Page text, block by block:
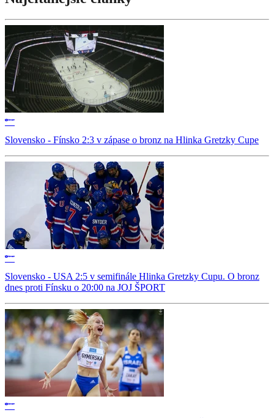
Slovensko - Fínsko 2:3 v zápase o bronz na Hlinka Gretzky Cupe
Slovensko - USA 2:5 v semifinále Hlinka Gretzky Cupu. O bronz
dnes proti Fínsku o 20:00 na JOJ ŠPORT